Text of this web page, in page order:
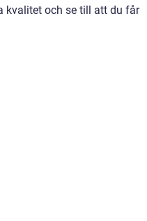
kvalitet och se till att du får